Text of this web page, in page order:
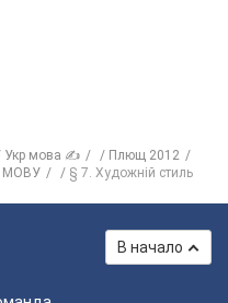
Укр мова ✍
Плющ 2012
МОВУ
§ 7. Художній стиль
В начало